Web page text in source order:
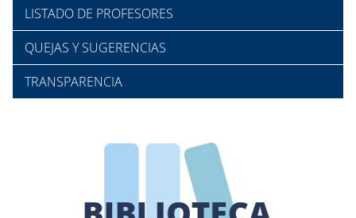
LISTADO DE PROFESORES
QUEJAS Y SUGERENCIAS
TRANSPARENCIA